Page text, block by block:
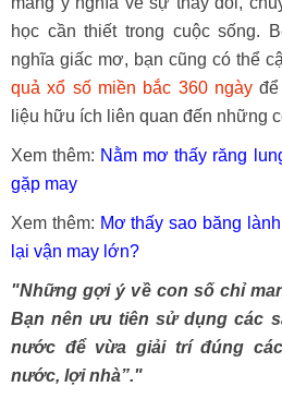
học cần thiết trong cuộc sống.
nghĩa giấc mơ, bạn cũng có thể
quả xổ số miền bắc 360 ngày
liệu hữu ích liên quan đến những
Xem thêm: Nằm mơ thấy răng
gặp may
Xem thêm: Mơ thấy sao băng
lại vận may lớn?
"Những gợi ý về con số chỉ
Bạn nên ưu tiên sử dụng các
nước để vừa giải trí đúng
nước, lợi nhà”."